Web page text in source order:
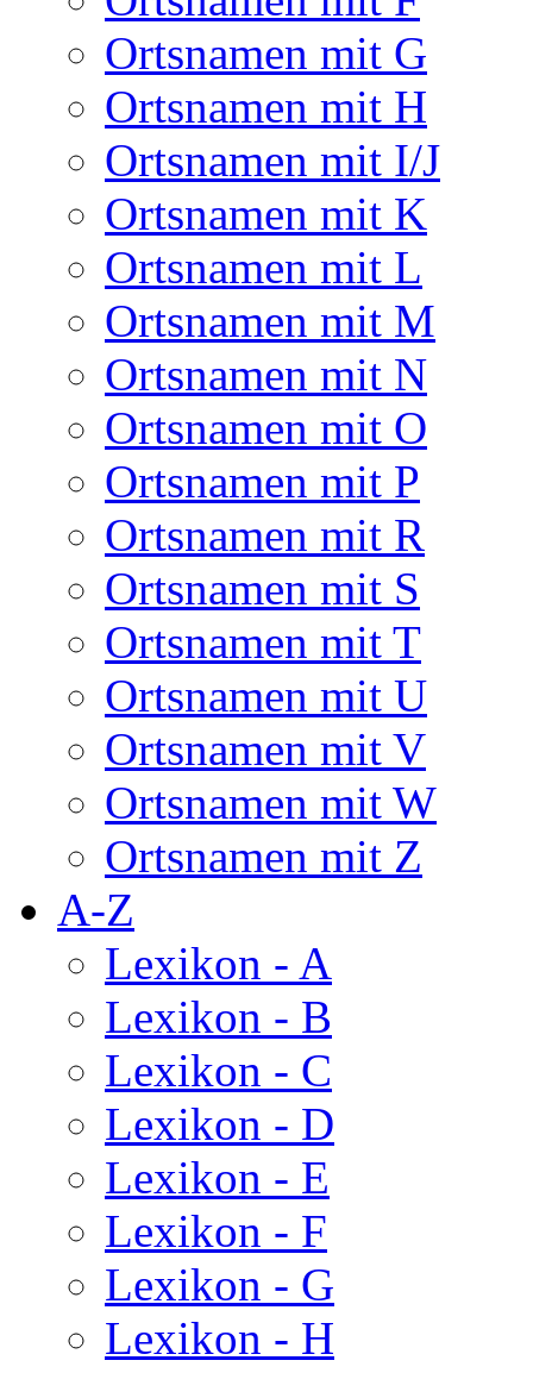
Ortsnamen mit G
Ortsnamen mit H
Ortsnamen mit I/J
Ortsnamen mit K
Ortsnamen mit L
Ortsnamen mit M
Ortsnamen mit N
Ortsnamen mit O
Ortsnamen mit P
Ortsnamen mit R
Ortsnamen mit S
Ortsnamen mit T
Ortsnamen mit U
Ortsnamen mit V
Ortsnamen mit W
Ortsnamen mit Z
A-Z
Lexikon - A
Lexikon - B
Lexikon - C
Lexikon - D
Lexikon - E
Lexikon - F
Lexikon - G
Lexikon - H